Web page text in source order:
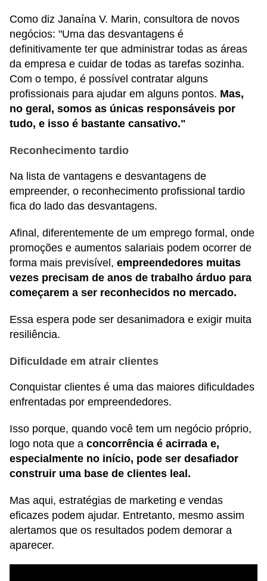
Como diz Janaína V. Marin, consultora de novos
negócios: "Uma das desvantagens é
definitivamente ter que administrar todas as áreas
da empresa e cuidar de todas as tarefas sozinha.
Com o tempo, é possível contratar alguns
profissionais para ajudar em alguns pontos. Mas,
no geral, somos as únicas responsáveis por
tudo, e isso é bastante cansativo."
Reconhecimento tardio
Na lista de vantagens e desvantagens de
empreender, o reconhecimento profissional tardio
fica do lado das desvantagens.
Afinal, diferentemente de um emprego formal, onde
promoções e aumentos salariais podem ocorrer de
forma mais previsível, empreendedores muitas
vezes precisam de anos de trabalho árduo para
começarem a ser reconhecidos no mercado.
Essa espera pode ser desanimadora e exigir muita
resiliência.
Dificuldade em atrair clientes
Conquistar clientes é uma das maiores dificuldades
enfrentadas por empreendedores.
Isso porque, quando você tem um negócio próprio,
logo nota que a concorrência é acirrada e,
especialmente no início, pode ser desafiador
construir uma base de clientes leal.
Mas aqui, estratégias de marketing e vendas
eficazes podem ajudar. Entretanto, mesmo assim
alertamos que os resultados podem demorar a
aparecer.